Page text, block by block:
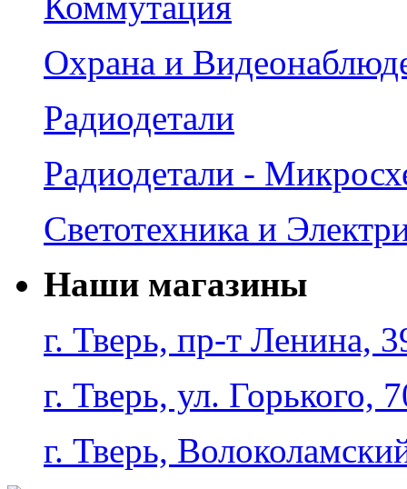
Охрана и
Радиодетали
Радиодетали -
Светотехника и
Наши магазины
г. Тверь, пр-т Ленина,
г. Тверь, ул. Горького,
г. Тверь,